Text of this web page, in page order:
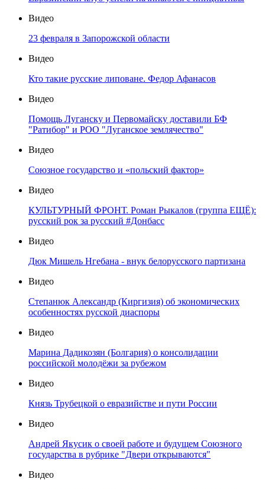
Видео
23 февраля в Запорожской области
Видео
Кто такие русские липоване. Федор Афанасов
Видео
Помощь Луганску и Первомайску доставили БФ
"Ратибор" и РОО "Луганское землячество"
Видео
Союзное государство и «польский фактор»
Видео
КУЛЬТУРНЫЙ ФРОНТ. Роман Рыкалов (группа ЕЩЁ):
русский рок за русский #Донбасс
Видео
Дюк Мишель Нгебана - внук белорусского партизана
Видео
Степанюк Александр (Киргизия) об экономических
особенностях русской диаспоры
Видео
Марина Дадикозян (Болгария) о консолидации
российской молодёжи за рубежом
Видео
Князь Трубецкой о евразийстве и пути России
Видео
Андрей Якусик о своей работе и будущем Союзного
государства в рубрике "Двери открываются"
Видео